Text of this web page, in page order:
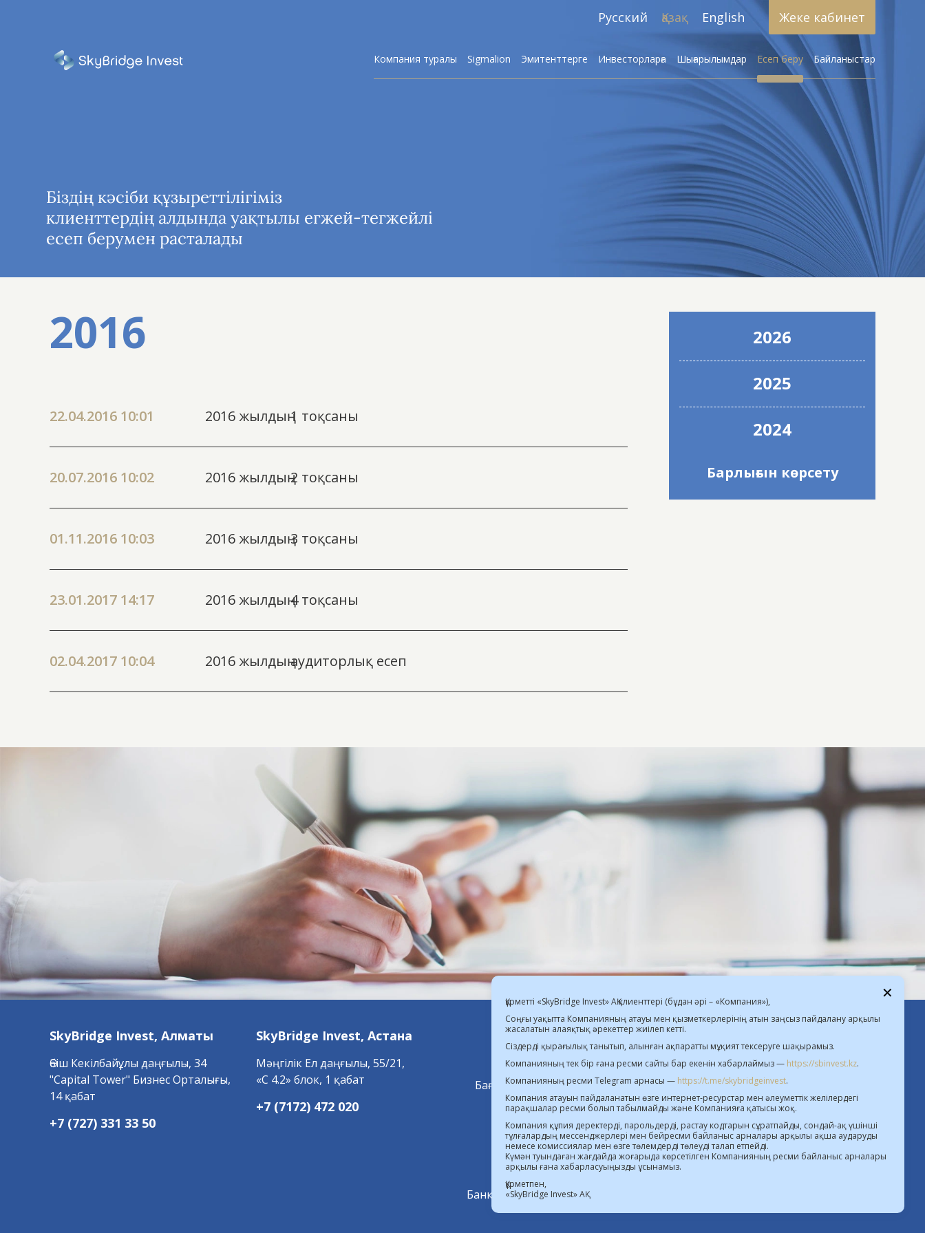
Русский Қазақ English Жеке кабинет
Компания туралы Sigmalion Эмитенттерге Инвесторларға
Брокерлік қызмет көрсету
Алгоритмдік стратегияларды
Активтерді сенімгерлік
басқару
Инвестициялық қорлар
Шығарылымдар Есеп беру Байланыстар
Біздің кәсіби құзыреттілігіміз
клиенттердің алдында уақтылы егжей-тегжейлі
есеп берумен расталады
2016
22.04.2016 10:01 2016 жылдың 1 тоқсаны
20.07.2016 10:02 2016 жылдың 2 тоқсаны
01.11.2016 10:03 2016 жылдың 3 тоқсаны
23.01.2017 14:17 2016 жылдың 4 тоқсаны
02.04.2017 10:04 2016 жылдың аудиторлық есеп
2026
2025
2024
2023
2017
2016
2012
Барлығын көрсету
SkyBridge Invest, Алматы
Әбіш Кекілбайұлы даңғылы, 34
"Capital Tower" Бизнес Орталығы,
14 қабат
+7 (727) 331 33 50
SkyBridge Invest, Астана
Мәңгілік Ел даңғылы, 55/21,
«С 4.2» блок, 1 қабат
+7 (7172) 472 020
08.08.2026 ҚР-дағы валюта бағамы  |  $ 469.93 KZT
€ 541.64 KZT
Бағалы қағаздар нарығында қызметті жүзеге асыруға арналған 20.07.2016
жылғы №4.2.192/113 лицензия
АХҚО аумағында қызметті жүзеге асыруға арналған 21.11.2018 жылғы
№112018-0012 лицензия
Бағалы қағаздар нарығында қызметті жүзеге асыруға берілген, қайта
ресімделген лицензиялардың тізілімі
Банк операцияларын асыруға берiлген 18.07.2023 жылғы №4.30.20 лицензия
✕
Құрметті «SkyBridge Invest» АҚ клиенттері (бұдан әрі – «Компания»),
Соңғы уақытта Компанияның атауы мен қызметкерлерінің атын заңсыз пайдалану арқылы
жасалатын алаяқтық әрекеттер жиілеп кетті.
Сіздерді қырағылық танытып, алынған ақпаратты мұқият тексеруге шақырамыз.
Компанияның тек бір ғана ресми сайты бар екенін хабарлаймыз — https://sbinvest.kz.
Компанияның ресми Telegram арнасы — https://t.me/skybridgeinvest.
Компания атауын пайдаланатын өзге интернет-ресурстар мен әлеуметтік желілердегі
парақшалар ресми болып табылмайды және Компанияға қатысы жоқ.
Компания құпия деректерді, парольдерді, растау кодтарын сұратпайды, сондай-ақ үшінші
тұлғалардың мессенджерлері мен бейресми байланыс арналары арқылы ақша аударуды
немесе комиссиялар мен өзге төлемдерді төлеуді талап етпейді.
Күмән туындаған жағдайда жоғарыда көрсетілген Компанияның ресми байланыс арналары
арқылы ғана хабарласуыңызды ұсынамыз.
Құрметпен,
«SkyBridge Invest» АҚ